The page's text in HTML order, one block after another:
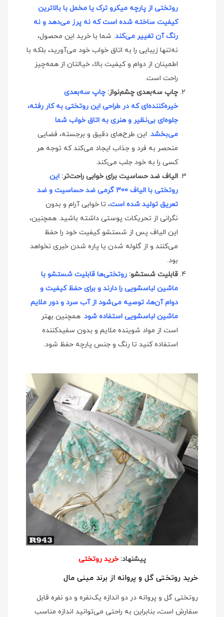
روتختی از پارچه میکرو ترک یا مخمل با بالاترین
کیفیت ساخته شده است که نه پرز می‌دهد و نه
رنگ آن تغییر می‌کند. شما با خرید این محصول،
نه‌تنها زیبایی را به اتاق خواب خود می‌آورید، بلکه با
اطمینان از دوام و کیفیت بالا، خیالتان از همه‌چیز
راحت است.
چاپ سه‌بعدی چشم‌نواز: چاپ سه‌بعدی
خیره‌کننده‌ای که در طراحی این روتختی به کار رفته،
جلوه‌ای بی‌نظیر و هنری به اتاق خواب شما
می‌بخشد. این طرح‌های دقیق و برجسته، فضایی
منحصر به فرد و جذاب ایجاد می‌کند که توجه هر
کسی را به خود جلب می‌کند.
الیاف ضد حساسیت برای خوابی راحت‌تر: این
روتختی با الیاف 300 گرمی ضد حساسیت و ضد
تعریق تولید شده است، تا خوابی آرام و بدون
نگرانی از تحریکات پوستی داشته باشید. همچنین،
این الیاف پس از شستشو کیفیت خود را حفظ
می‌کنند و از گلوله شدن یا پاره شدن خبری نخواهد
بود.
قابلیت شستشو: روتختی‌ها قابلیت شستشو با
ماشین لباسشویی را دارند و برای حفظ کیفیت و
دوام آن‌ها، توصیه می‌شود از آب سرد و دور ملایم
ماشین لباسشویی استفاده شود. همچنین بهتر
است از مواد شوینده ملایم و بدون سفیدکننده
استفاده کنید تا رنگ و جنس پارچه حفظ شود.
پیشنهاد:خرید روتختی
خرید روتختی گل و پروانه از برند مینی مال
روتختی گل و پروانه در دو اندازه یک‌نفره و دو نفره قابل
سفارش است، بنابراین به راحتی می‌توانید اندازه مناسب